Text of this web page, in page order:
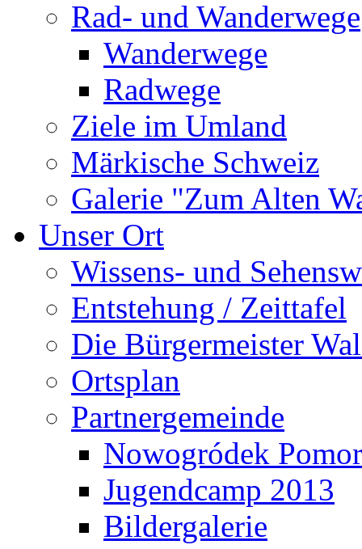
Rad- und Wanderwege
Wanderwege
Radwege
Ziele im Umland
Märkische Schweiz
Galerie "Zum Alten
Unser Ort
Wissens- und
Entstehung / Zeittafel
Die Bürgermeister
Ortsplan
Partnergemeinde
Nowogródek
Jugendcamp 2013
Bildergalerie